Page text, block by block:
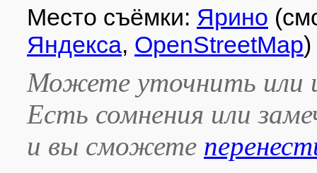
Место съёмки: Ярино
Яндекса, OpenStreetMap)
Можете уточнить или
Есть сомнения или
и вы сможете